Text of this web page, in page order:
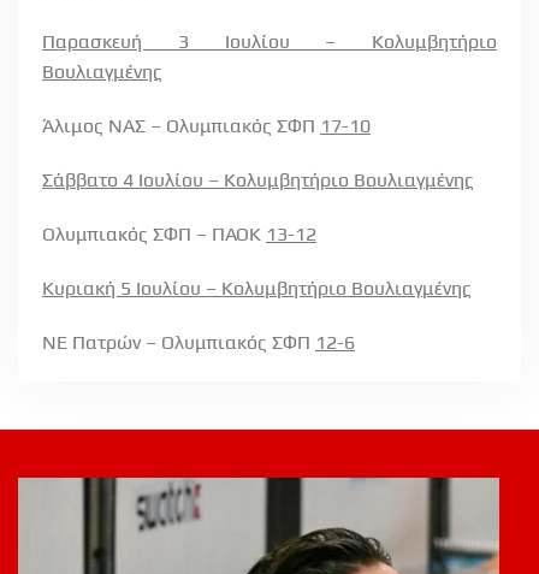
Παρασκευή 3 Ιουλίου – Κολυμβητήριο
Βουλιαγμένης
Άλιμος ΝΑΣ – Ολυμπιακός ΣΦΠ 17-10
Σάββατο 4 Ιουλίου – Κολυμβητήριο Βουλιαγμένης
Ολυμπιακός ΣΦΠ – ΠΑΟΚ 13-12
Κυριακή 5 Ιουλίου – Κολυμβητήριο Βουλιαγμένης
ΝΕ Πατρών – Ολυμπιακός ΣΦΠ 12-6